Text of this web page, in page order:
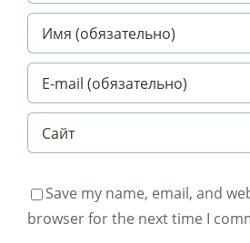
Save my name, email, and
browser for the next time I